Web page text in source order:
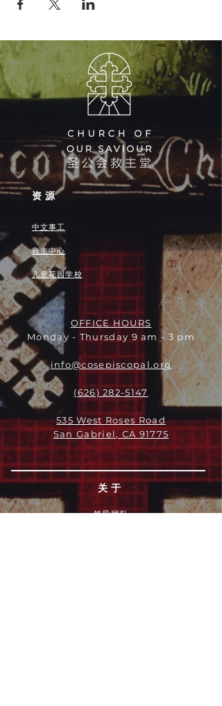
资源
中文事工
救主中心
儿童花园学校
OFFICE HOURS
Monday - Thursday 9 am - 3 pm
info@cosepiscopal.org
(626) 282-5147
535 West Roses Road
San Gabriel, CA 91775
关于
领导团队